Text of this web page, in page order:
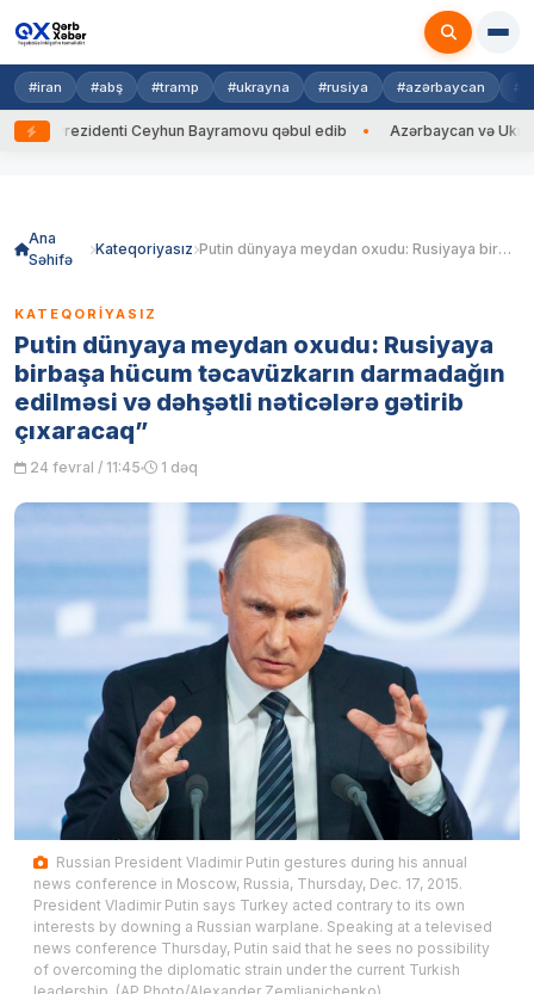
#iran #abş #tramp #ukrayna #rusiya #azərbaycan
Prezidenti Ceyhun Bayramovu qəbul edib Azərbaycan və Ukrayna
Ana
Səhifə
Kateqoriyasız Putin dünyaya meydan oxudu: Rusiyaya birbaşa hücum təcavüzkarın darmadağın edilməsi və dəhşətli nəticələrə gətirib çıxaracaq”
KATEQORIYASIZ
Putin dünyaya meydan oxudu: Rusiyaya
birbaşa hücum təcavüzkarın darmadağın
edilməsi və dəhşətli nəticələrə gətirib
çıxaracaq”
24 fevral / 11:45 1 dəq
Russian President Vladimir Putin gestures during his annual
news conference in Moscow, Russia, Thursday, Dec. 17, 2015.
President Vladimir Putin says Turkey acted contrary to its own
interests by downing a Russian warplane. Speaking at a televised
news conference Thursday, Putin said that he sees no possibility
of overcoming the diplomatic strain under the current Turkish